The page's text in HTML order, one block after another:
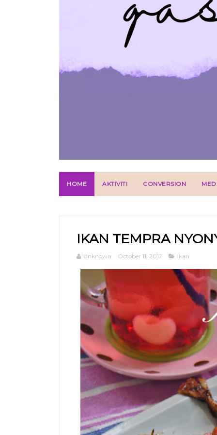
HOME AKTIVITI CONVERSION
IKAN TEMPRA
Unknown October 11, 2012 Ikan